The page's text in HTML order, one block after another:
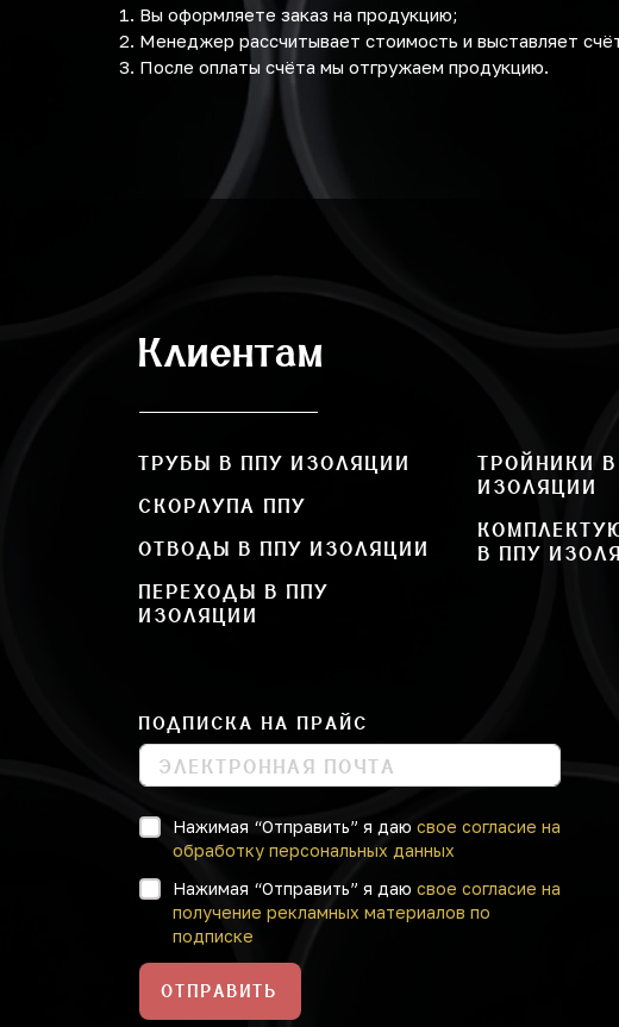
Вы оформляете заказ на продукцию;
Менеджер рассчитывает стоимость и выставляет
После оплаты счёта мы отгружаем продукцию.
Клиентам
ТРУБЫ В ППУ ИЗОЛЯЦИИ
СКОРЛУПА ППУ
ОТВОДЫ В ППУ ИЗОЛЯЦИИ
ПЕРЕХОДЫ В ППУ
ИЗОЛЯЦИИ
ТРОЙНИКИ
ИЗОЛЯЦИИ
В ППУ
ПОДПИСКА НА ПРАЙС
Нажимая “Отправить” я даю свое согласие на
обработку персональных данных
Нажимая “Отправить” я даю свое согласие на
получение рекламных материалов по
подписке
ОТПРАВИТЬ